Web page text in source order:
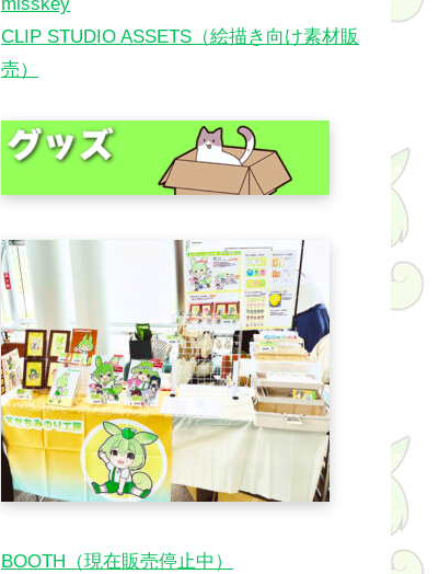
misskey
CLIP STUDIO ASSETS（絵描き向け素材販
売）
BOOTH（現在販売停止中）